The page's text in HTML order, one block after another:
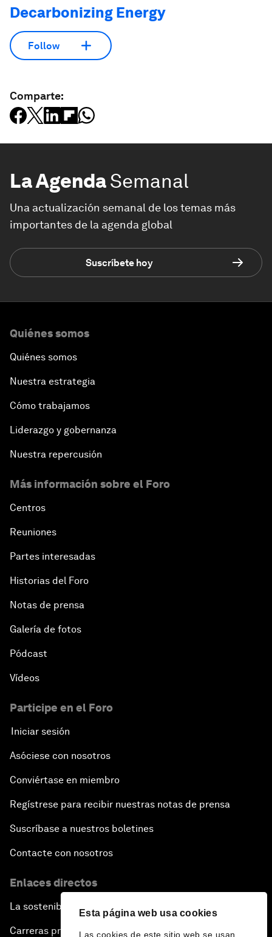
Esta página web usa cookies
Las cookies de este sitio web se usan
Decarbonizing Energy
Follow
Comparte:
La AgendaSemanal
Una actualización semanal de los temas más
importantes de la agenda global
Suscríbete hoy
Quiénes somos
Quiénes somos
Nuestra estrategia
Cómo trabajamos
Liderazgo y gobernanza
Nuestra repercusión
Más información sobre el Foro
Centros
Reuniones
Partes interesadas
Historias del Foro
Notas de prensa
Galería de fotos
Pódcast
Vídeos
Participe en el Foro
Iniciar sesión
Asóciese con nosotros
Conviértase en miembro
Regístrese para recibir nuestras notas de prensa
Suscríbase a nuestros boletines
Contacte con nosotros
Enlaces directos
La sostenibilidad en el Foro
Carreras profesionales